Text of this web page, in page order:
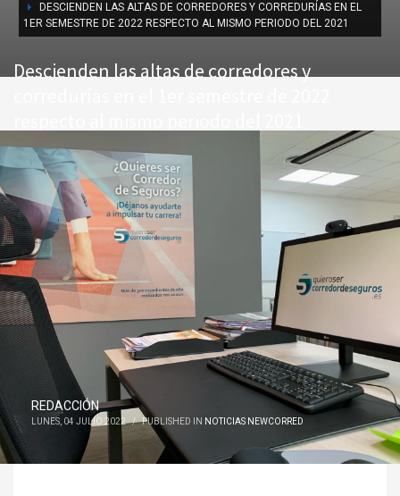
DESCIENDEN LAS ALTAS DE CORREDORES Y CORREDURÍAS EN EL
1ER SEMESTRE DE 2022 RESPECTO AL MISMO PERIODO DEL 2021
Descienden las altas de corredores y
REDACCIÓN
LUNES, 04 JULIO 2022 / PUBLISHED IN NOTICIAS NEWCORRED